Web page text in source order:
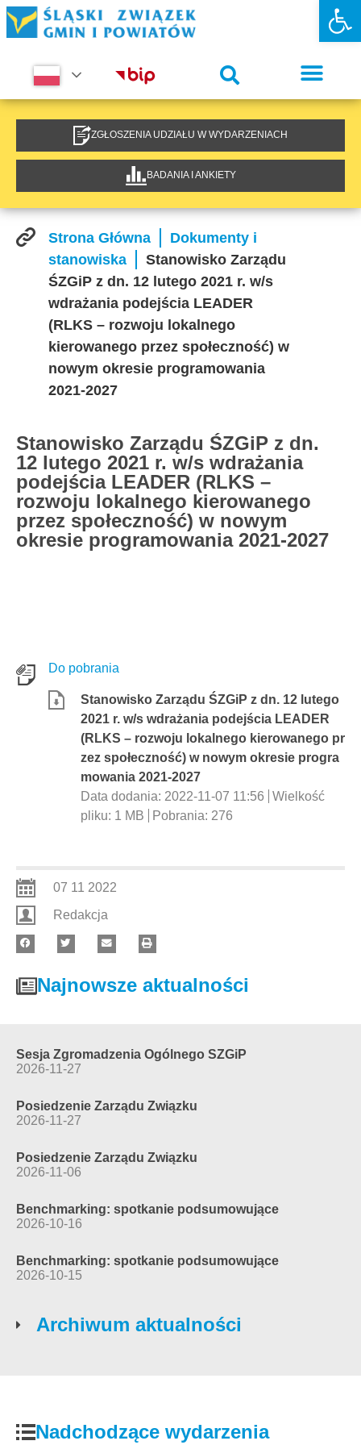
ZGŁOSZENIA UDZIAŁU W WYDARZENIACH
BADANIA I ANKIETY
Strona Główna
Dokumenty i
stanowiska
Stanowisko Zarządu
ŚZGiP z dn. 12 lutego 2021 r. w/s
wdrażania podejścia LEADER
(RLKS – rozwoju lokalnego
kierowanego przez społeczność) w
nowym okresie programowania
2021-2027
Stanowisko Zarządu ŚZGiP z dn.
12 lutego 2021 r. w/s wdrażania
podejścia LEADER (RLKS –
rozwoju lokalnego kierowanego
przez społeczność) w nowym
okresie programowania 2021-2027
Do pobrania
Stanowisko Zarządu ŚZGiP z dn. 12 lutego
2021 r. w/s wdrażania podejścia LEADER
(RLKS – rozwoju lokalnego kierowanego pr
zez społeczność) w nowym okresie progra
mowania 2021-2027
Data dodania: 2022-11-07 11:56
Wielkość
pliku: 1 MB Pobrania: 276
07 11 2022
Redakcja
Najnowsze aktualności
Sesja Zgromadzenia Ogólnego ŚZGiP
2026-11-27
Posiedzenie Zarządu Związku
2026-11-27
Posiedzenie Zarządu Związku
2026-11-06
Benchmarking: spotkanie podsumowujące
2026-10-16
Benchmarking: spotkanie podsumowujące
2026-10-15
Archiwum aktualności
Nadchodzące wydarzenia